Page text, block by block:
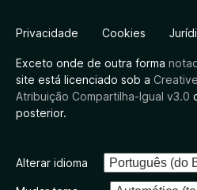
Privacidade Cookies
Exceto onde de outra forma
site está licenciado sob a
Atribuição Compartilha-Igual v3.0
posterior.
Alterar idioma